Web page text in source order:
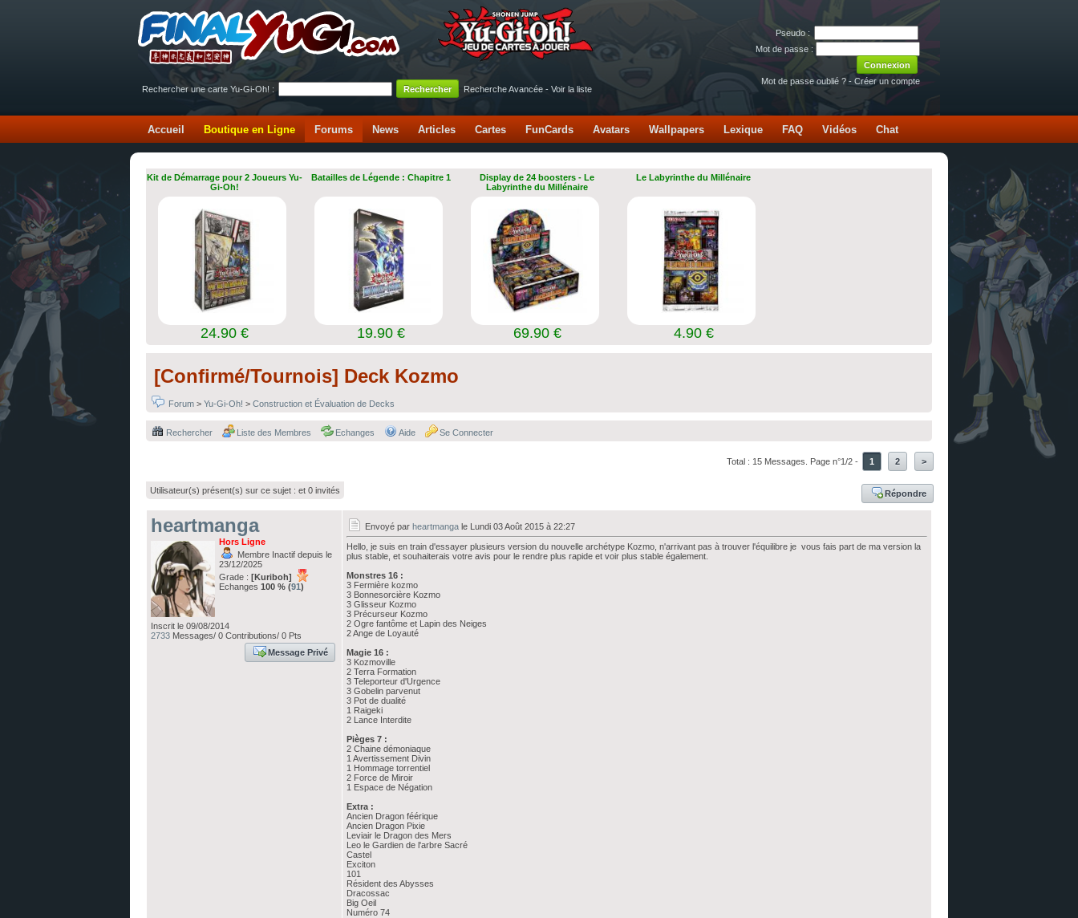
Pseudo :
Mot de passe :
Mot de passe oublié ? - Créer un compte
Rechercher une carte Yu-Gi-Oh! :
Recherche Avancée - Voir la liste
Accueil Boutique en Ligne Forums News Articles Cartes FunCards Avatars Wallpapers Lexique FAQ Vidéos Chat
Kit de Démarrage pour 2 Joueurs Yu-
Gi-Oh!
24.90 €
Batailles de Légende : Chapitre 1
19.90 €
Display de 24 boosters - Le
Labyrinthe du Millénaire
69.90 €
Le Labyrinthe du Millénaire
4.90 €
[Confirmé/Tournois] Deck Kozmo
Forum > Yu-Gi-Oh! > Construction et Évaluation de Decks
Rechercher Liste des Membres Echanges Aide Se Connecter
Total : 15 Messages. Page n°1/2 - 1 2 >
Utilisateur(s) présent(s) sur ce sujet : et 0 invités Répondre
heartmanga
Hors Ligne
Membre Inactif depuis le
23/12/2025
Grade : [Kuriboh]
Echanges 100 % (91)
Inscrit le 09/08/2014
2733 Messages/ 0 Contributions/ 0 Pts
Message Privé
Envoyé par heartmanga le Lundi 03 Août 2015 à 22:27
Hello, je suis en train d'essayer plusieurs version du nouvelle archétype Kozmo, n'arrivant pas à trouver l'équilibre je vous fais part de ma version la
plus stable, et souhaiterais votre avis pour le rendre plus rapide et voir plus stable également.
Monstres 16 :
3 Fermière kozmo
3 Bonnesorcière Kozmo
3 Glisseur Kozmo
3 Précurseur Kozmo
2 Ogre fantôme et Lapin des Neiges
2 Ange de Loyauté
Magie 16 :
3 Kozmoville
2 Terra Formation
3 Teleporteur d'Urgence
3 Gobelin parvenut
3 Pot de dualité
1 Raigeki
2 Lance Interdite
Pièges 7 :
2 Chaine démoniaque
1 Avertissement Divin
1 Hommage torrentiel
2 Force de Miroir
1 Espace de Négation
Extra :
Ancien Dragon féérique
Ancien Dragon Pixie
Leviair le Dragon des Mers
Leo le Gardien de l'arbre Sacré
Castel
Exciton
101
Résident des Abysses
Dracossac
Big Oeil
Numéro 74